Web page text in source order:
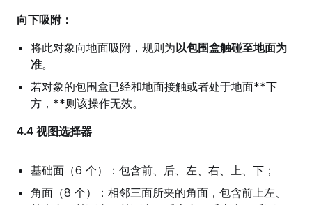
向下吸附：
将此对象向地面吸附，规则为以包围盒触碰至地面为
准。
若对象的包围盒已经和地面接触或者处于地面**下
方，**则该操作无效。
4.4 视图选择器
基础面（6 个）：包含前、后、左、右、上、下；
角面（8 个）：相邻三面所夹的角面，包含前上左、